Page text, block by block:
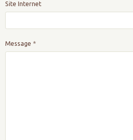
Site Internet
Message